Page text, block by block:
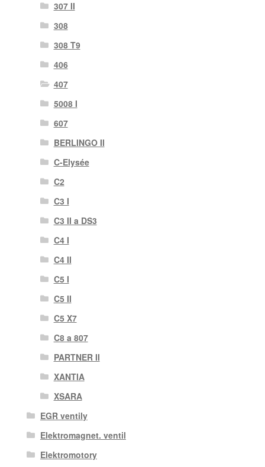
307 II
308
308 T9
406
407
5008 I
607
BERLINGO II
C-Elysée
C2
C3 I
C3 II a DS3
C4 I
C4 II
C5 I
C5 II
C5 X7
C8 a 807
PARTNER II
XANTIA
XSARA
EGR ventily
Elektromagnet. ventil
Elektromotory